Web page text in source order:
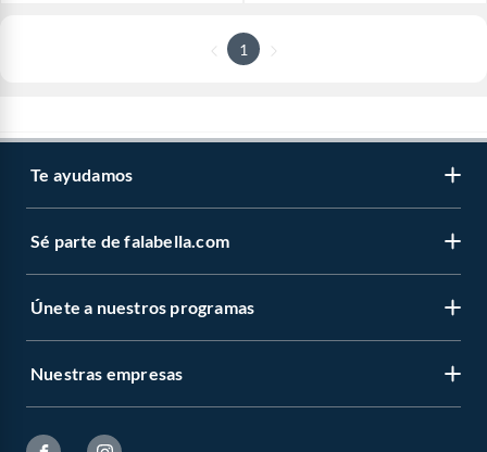
1
Te ayudamos
Sé parte de falabella.com
Únete a nuestros programas
Nuestras empresas